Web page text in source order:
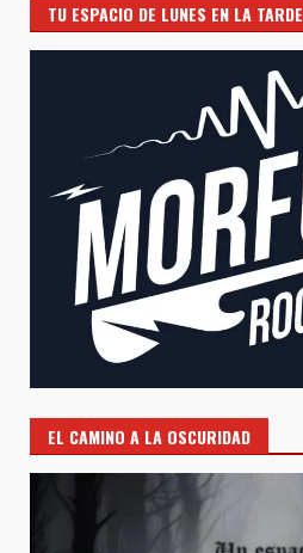
TU ESPACIO DE LUNES EN LA TARDE
EL CAMINO A LA OSCURIDAD